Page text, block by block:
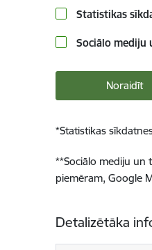
Statistikas
Sociālo mediju
Noraidīt
*Statistikas
**Sociālo mediju un
piemēram, Google
Detalizētāka